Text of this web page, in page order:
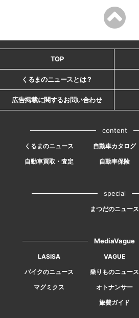
TOP
くるまのニュースとは？
広告掲載に関するお問い合わせ
content
くるまのニュース 自動車カタログ
自動車買取・査定
自動車保険
special
まつだのニュース
MediaVague
LASISA VAGUE
バイクのニュース
乗りものニュース
マグミクス
オトナンサー
旅費ガイド